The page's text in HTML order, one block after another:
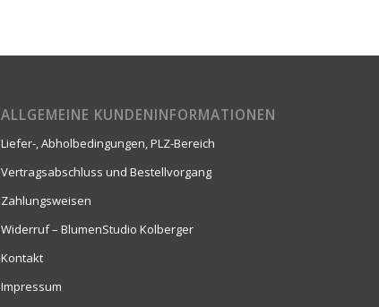
ALLGEMEINE KUNDENINFORMATIONEN
Liefer-, Abholbedingungen, PLZ-Bereich
Vertragsabschluss und Bestellvorgang
Zahlungsweisen
Widerruf – BlumenStudio Kolberger
Kontakt
Impressum